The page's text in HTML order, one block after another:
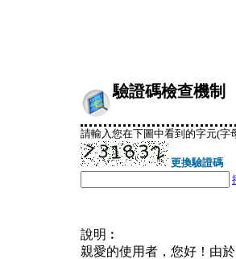
驗證碼檢查機制
請輸入您在下圖中看到的字元(字
更換驗證碼
說明︰
親愛的使用者，您好！由